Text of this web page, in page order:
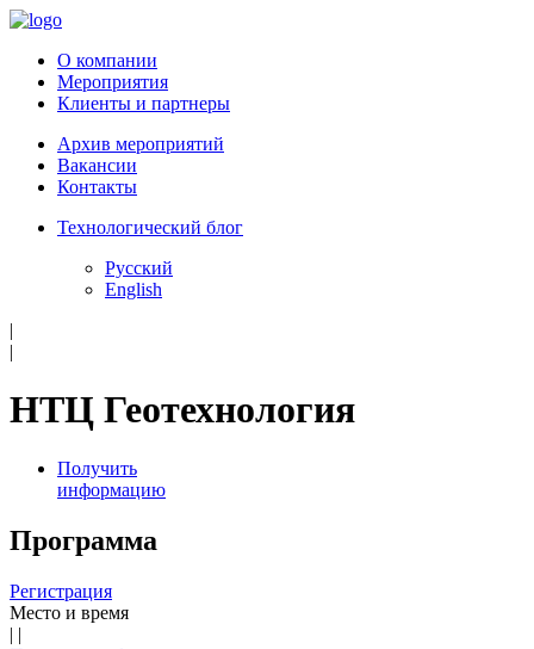
О компании
Мероприятия
Клиенты и партнеры
Архив мероприятий
Вакансии
Контакты
Технологический блог
Русский
English
|
|
НТЦ Геотехнология
Получить
информацию
Программа
Регистрация
Место и время
| |